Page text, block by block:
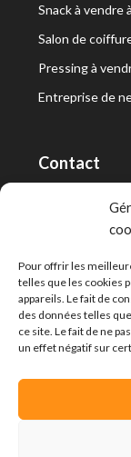
Pour offrir les
telles que les cookies
appareils. Le fait de
des données telles
ce site. Le fait de ne
un effet négatif sur
Snack à vendre
Salon de
Pressing à
Entreprise de
Contact
RT Capital First